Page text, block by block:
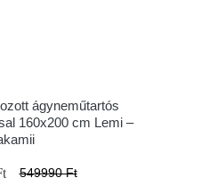
ágyneműtartós
160x200 cm Lemi –
549990 Ft